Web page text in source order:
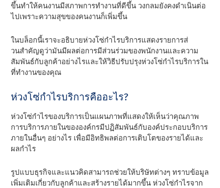
ขึ้นทําให้คนงานมีสภาพการทํางานที่ดีขึ้น วงกลมยังคงดําเนินต่อ
ไปเพราะความสุขของคนงานก็เพิ่มขึ้น
ในบล็อกนี้เราจะอธิบายห่วงโซ่กําไรบริการแสดงรายการส่
วนสําคัญดูว่ามันมีผลต่อการมีส่วนร่วมของพนักงานและความ
สัมพันธ์กับลูกค้าอย่างไรและให้วิธีปรับปรุงห่วงโซ่กําไรบริการใน
ที่ทํางานของคุณ
ห่วงโซ่กําไรบริการคืออะไร?
ห่วงโซ่กําไรของบริการเป็นแผนภาพที่แสดงให้เห็นว่าคุณภาพ
การบริการภายในขององค์กรมีปฏิสัมพันธ์กับองค์ประกอบบริการ
ภายในอื่นๆ อย่างไร เพื่อมีอิทธิพลต่อการเติบโตของรายได้และ
ผลกําไร
รูปแบบธุรกิจและแนวคิดสามารถช่วยให้บริษัทต่างๆ ทราบข้อมูล
เพิ่มเติมเกี่ยวกับลูกค้าและสร้างรายได้มากขึ้น ห่วงโซ่กําไรจาก